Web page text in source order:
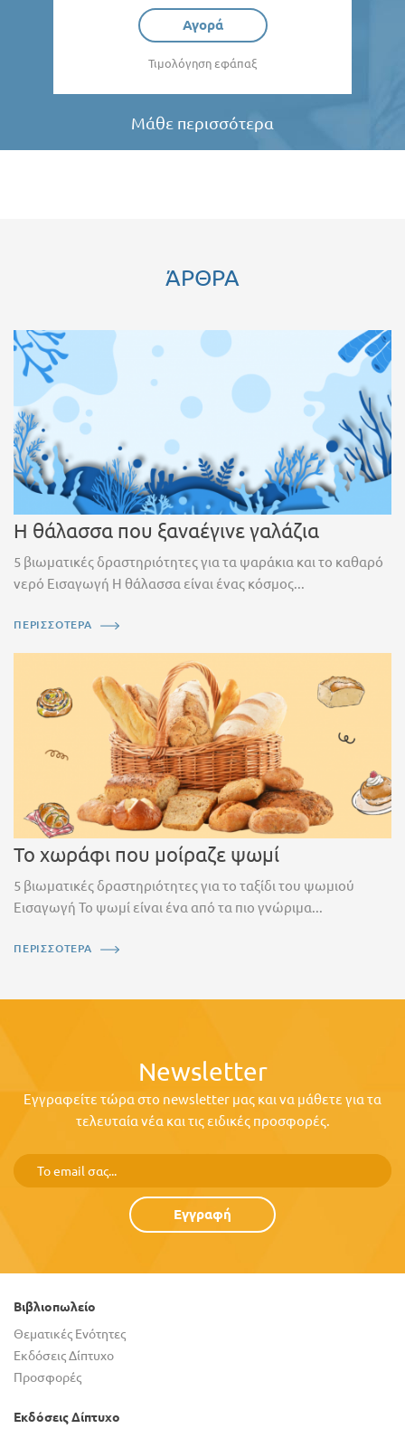
Αγορά
Τιμολόγηση εφάπαξ
Μάθε περισσότερα
ΆΡΘΡΑ
Η θάλασσα που ξαναέγινε γαλάζια
5 βιωματικές δραστηριότητες για τα ψαράκια και το καθαρό
νερό Εισαγωγή Η θάλασσα είναι ένας κόσμος...
ΠΕΡΙΣΣΟΤΕΡΑ
Το χωράφι που μοίραζε ψωμί
5 βιωματικές δραστηριότητες για το ταξίδι του ψωμιού
Εισαγωγή Το ψωμί είναι ένα από τα πιο γνώριμα...
ΠΕΡΙΣΣΟΤΕΡΑ
Newsletter
Εγγραφείτε τώρα στο newsletter μας και να μάθετε για τα
τελευταία νέα και τις ειδικές προσφορές.
Εγγραφή
Βιβλιοπωλείο
Θεματικές Ενότητες
Εκδόσεις Δίπτυχο
Προσφορές
Εκδόσεις Δίπτυχο